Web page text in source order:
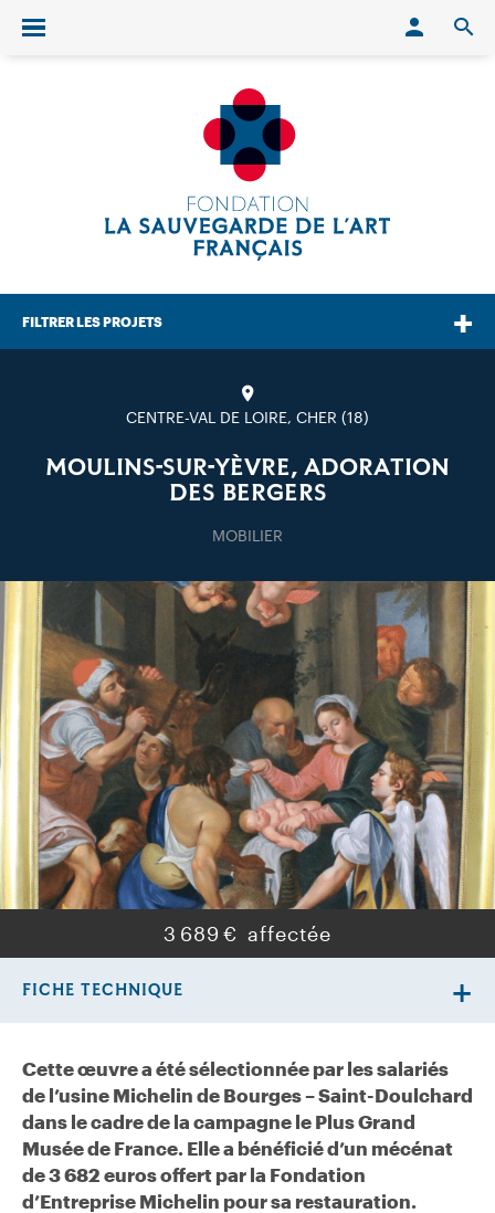
Ouvrir/fermer le menu
FILTRER LES PROJETS
CENTRE-VAL DE LOIRE, CHER (18)
MOULINS-SUR-YÈVRE, ADORATION
DES BERGERS
MOBILIER
3 689 €
Cette œuvre a été sélectionnée par les salariés
de l’usine Michelin de Bourges – Saint-Doulchard
dans le cadre de la campagne le Plus Grand
Musée de France. Elle a bénéficié d’un mécénat
de 3 682 euros offert par la Fondation
d’Entreprise Michelin pour sa restauration.
FICHE TECHNIQUE